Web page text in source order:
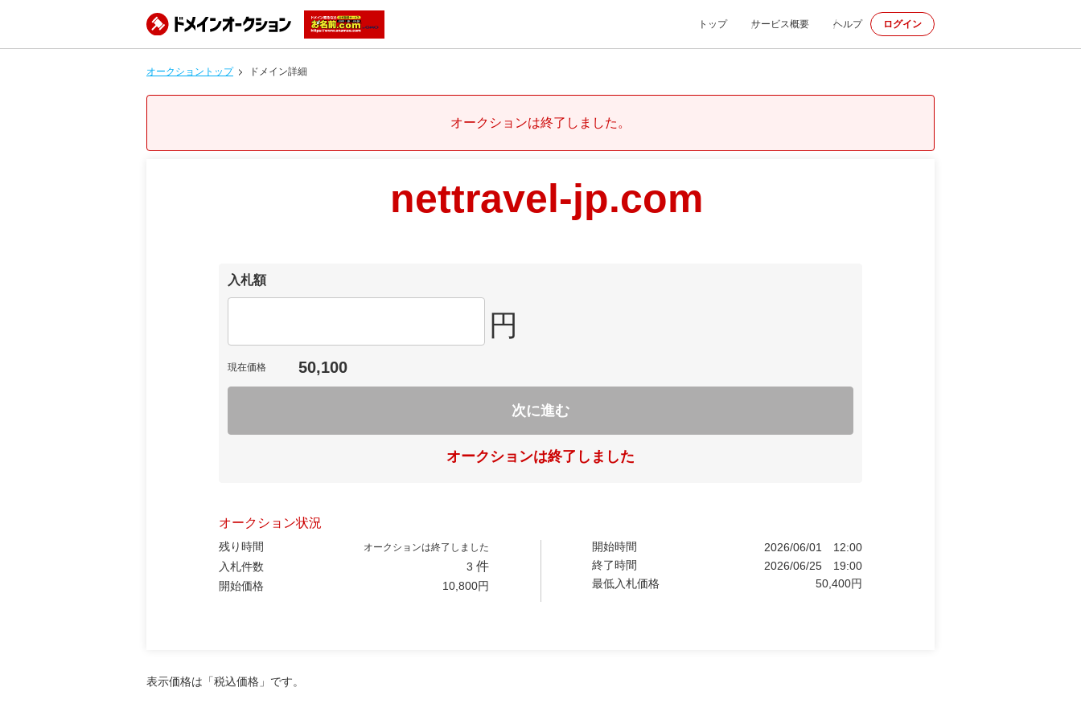
トップ サービス概要 ヘルプ ログイン
オークショントップ ドメイン詳細
オークションは終了しました。
nettravel-jp.com
入札額
円
現在価格 50,100
次に進む
オークションは終了しました
オークション状況
残り時間 オークションは終了しました
入札件数 3 件
開始価格 10,800円
開始時間 2026/06/01
12:00
終了時間
2026/06/25
19:00
最低入札価格
50,400円
表示価格は「税込価格」です。